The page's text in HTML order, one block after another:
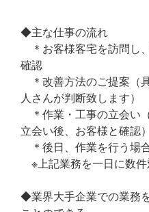
◆主な仕事の流れ
＊お客様客宅を訪問し
確認
＊改善方法のご提案（
人さんが判断致します）
＊作業・工事の立会い
立会い後、お客様と確認）
＊後日、作業を行う場
※上記業務を一日に数
◆業界大手企業での業務